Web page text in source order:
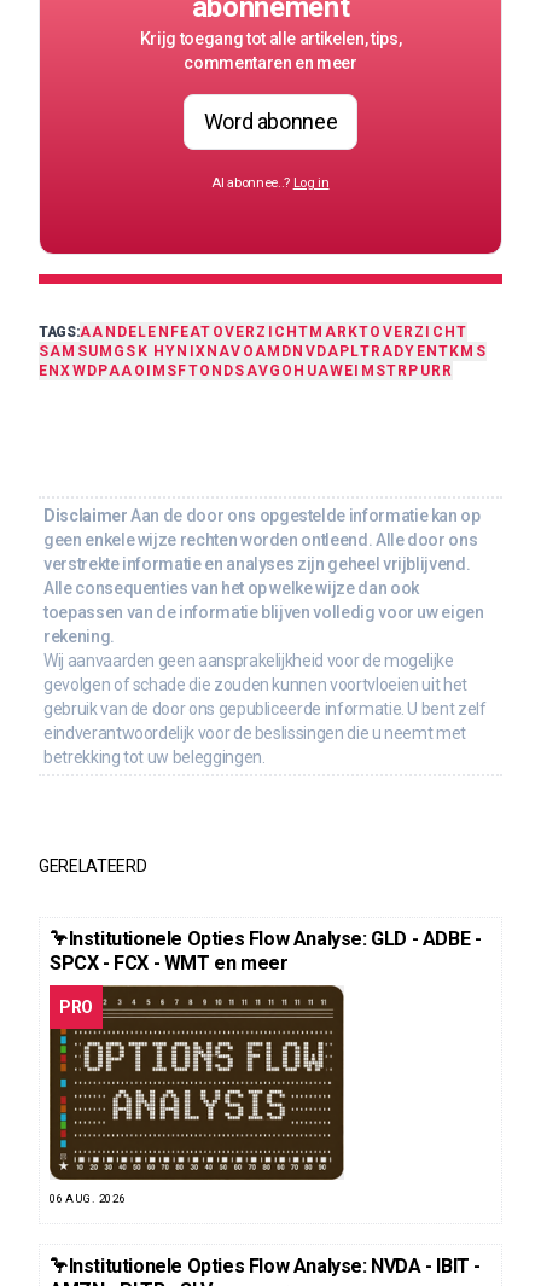
abonnement
Krijg toegang tot alle artikelen, tips,
commentaren en meer
Word abonnee
Al abonnee..? Log in
TAGS:AANDELEN FEAT OVERZICHT MARKTOVERZICHT
SAMSUMG SK HYNIX NAVOAMD NVDA PLTRADYENTKMS
ENXWDPAAOI MSFTONDSAVGO HUAWEI MSTR PURR
Disclaimer Aan de door ons opgestelde informatie kan op
geen enkele wijze rechten worden ontleend. Alle door ons
verstrekte informatie en analyses zijn geheel vrijblijvend.
Alle consequenties van het op welke wijze dan ook
toepassen van de informatie blijven volledig voor uw eigen
rekening.
Wij aanvaarden geen aansprakelijkheid voor de mogelijke
gevolgen of schade die zouden kunnen voortvloeien uit het
gebruik van de door ons gepubliceerde informatie. U bent zelf
eindverantwoordelijk voor de beslissingen die u neemt met
betrekking tot uw beleggingen.
GERELATEERD
🦩Institutionele Opties Flow Analyse: GLD - ADBE -
SPCX - FCX - WMT en meer
PRO
06 AUG. 2026
🦩Institutionele Opties Flow Analyse: NVDA - IBIT -